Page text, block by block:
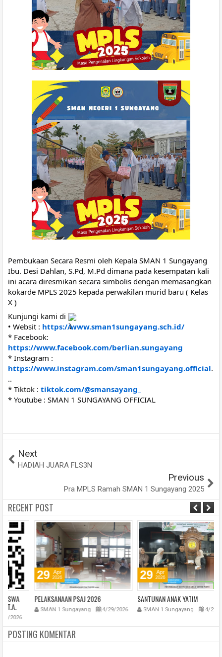
Pembukaan Secara Resmi oleh Kepala SMAN 1 Sungayang
Ibu. Desi Dahlan, S.Pd, M.Pd dimana pada kesempatan kali
ini acara diresmikan secara simbolis dengan memasangkan
kokarde MPLS 2025 kepada perwakilan murid baru ( Kelas
X )
Kunjungi kami di
• Websit : https://www.sman1sungayang.sch.id/
* Facebook:
https://www.facebook.com/berlian.sungayang
* Instagram :
https://www.instagram.com/sman1sungayang.official.
..
* Tiktok : tiktok.com/@smansayang_
* Youtube : SMAN 1 SUNGAYANG OFFICIAL
Next
HADIAH JUARA FLS3N
Previous
Pra MPLS Ramah SMAN 1 Sungayang 2025
RECENT POST
29 Apr
2026
PELAKSANAAN PSAJ 2026
SMAN 1 Sungayang 4/29/2026
29 Apr
2026
SANTUNAN ANAK YATIM
SMAN 1 Sungayang 4/29/2026
POSTING KOMENTAR